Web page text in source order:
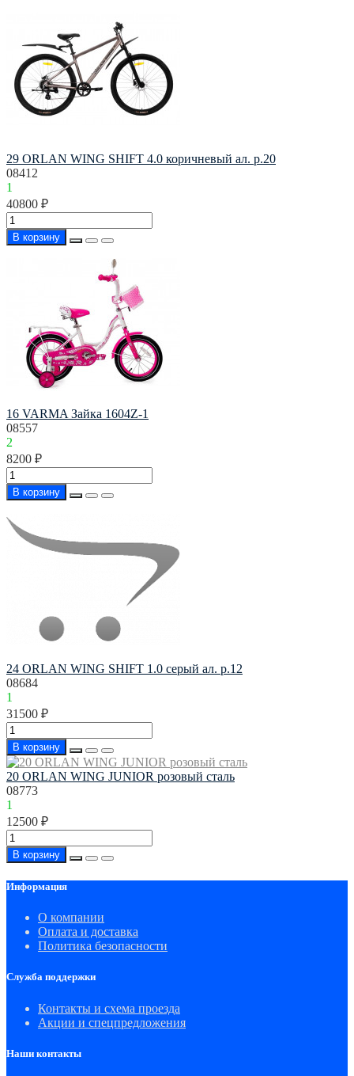
29 ORLAN WING SHIFT 4.0 коричневый ал. р.20
08412
1
40800 ₽
В корзину
16 VARMA Зайка 1604Z-1
08557
2
8200 ₽
В корзину
24 ORLAN WING SHIFT 1.0 серый ал. р.12
08684
1
31500 ₽
В корзину
20 ORLAN WING JUNIOR розовый сталь
08773
1
12500 ₽
В корзину
Информация
О компании
Оплата и доставка
Политика безопасности
Служба поддержки
Контакты и схема проезда
Акции и спецпредложения
Наши контакты